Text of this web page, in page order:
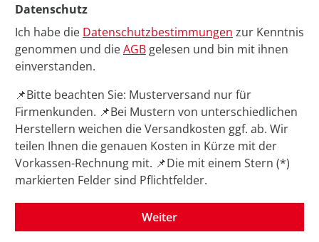
Datenschutz
Ich habe die Datenschutzbestimmungen zur Kenntnis
genommen und dieAGB gelesen und bin mit ihnen
einverstanden.
📌Bitte beachten Sie: Musterversand nur für
Firmenkunden. 📌Bei Mustern von unterschiedlichen
Herstellern weichen die Versandkosten ggf. ab. Wir
teilen Ihnen die genauen Kosten in Kürze mit der
Vorkassen-Rechnung mit. 📌Die mit einem Stern (*)
markierten Felder sind Pflichtfelder.
Weiter